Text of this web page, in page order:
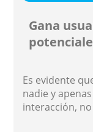
Gana
Es evidente
nadie y
interacción,